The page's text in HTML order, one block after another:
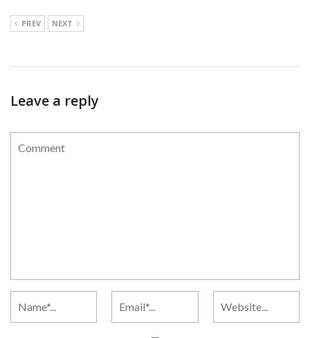
PREV NEXT
Leave a reply